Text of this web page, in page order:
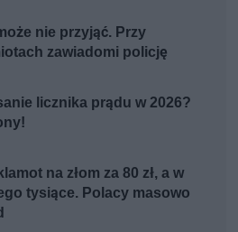
nie przyjąć. Przy
zawiadomi policję
licznika prądu w 2026?
na złom za 80 zł, a w
tysiące. Polacy masowo